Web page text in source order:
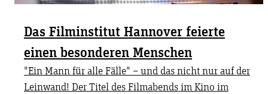
Das Filminstitut Hannover feierte
einen besonderen Menschen
"Ein Mann für alle Fälle" – und das nicht nur auf der
Leinwand! Der Titel des Filmabends im Kino im